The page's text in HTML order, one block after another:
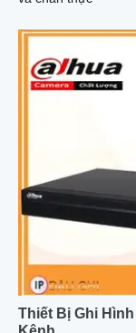
Thiết Bị Ghi